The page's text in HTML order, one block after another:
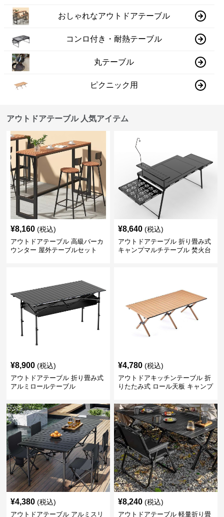
おしゃれなアウトドアテーブル
コンロ付き・耐熱テーブル
丸テーブル
ピクニック用
アウトドアテーブル 人気アイテム
¥8,160 (税込)
アウトドアテーブル 高級バーカ
ウンター 屋外テーブルセット
¥8,640 (税込)
アウトドアテーブル 折り畳み式
キャンプマルチテーブル 焚火台
¥8,900 (税込)
アウトドアテーブル 折り畳み式
アルミロールテーブル
¥4,780 (税込)
アウトドアキッチンテーブル 折
りたたみ式 ロール天板 キャンプ
¥4,380 (税込)
アウトドアテーブル アルミスリ
¥8,240 (税込)
アウトドアテーブル 軽量折り畳